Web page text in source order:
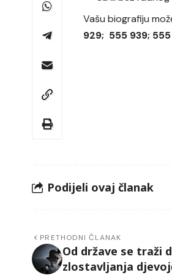
Vašu biografiju
929; 555 939;
Podijeli ovaj članak
PRETHODNI ČLANAK
Od države se traži
zlostavljanja